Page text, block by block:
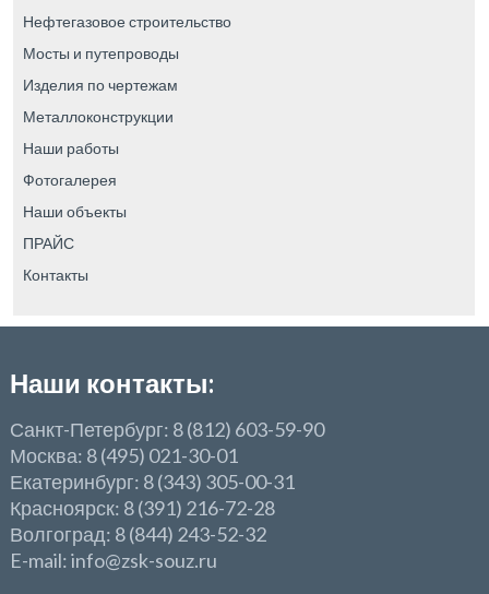
Нефтегазовое строительство
Мосты и путепроводы
Изделия по чертежам
Металлоконструкции
Наши работы
Фотогалерея
Наши объекты
ПРАЙС
Контакты
Наши контакты:
Санкт-Петербург: 8 (812) 603-59-90
Москва: 8 (495) 021-30-01
Екатеринбург: 8 (343) 305-00-31
Красноярск: 8 (391) 216-72-28
Волгоград: 8 (844) 243-52-32
E-mail: info@zsk-souz.ru